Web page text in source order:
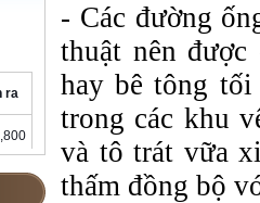
- Các đường
thuật nên
hay bê tông
trong các khu
và tô trát vữa
thấm đồng bộ